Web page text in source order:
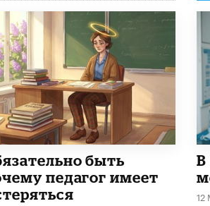
быть
педагог имеет
В
12